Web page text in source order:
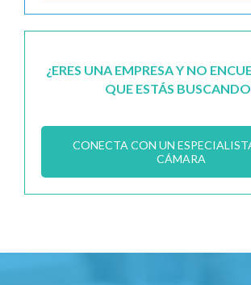
¿ERES UNA EMPRESA Y NO
QUE ESTÁS
CONECTA CON UN
CÁMARA